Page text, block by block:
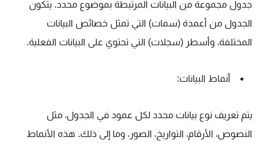
جدول مجموعة من البيانات المرتبطة بموضوع محدد. يتكون
الجدول من أعمدة (سمات) التي تمثل خصائص البيانات
المختلفة، وأسطر (سجلات) التي تحتوي على البيانات الفعلية.
أنماط البيانات:
يتم تعريف نوع بيانات محدد لكل عمود في الجدول، مثل
النصوص، الأرقام، التواريخ، الصور، وما إلى ذلك. هذه الأنماط